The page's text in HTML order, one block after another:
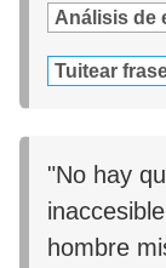
Análisis de
Tuitear
"No hay
hombre